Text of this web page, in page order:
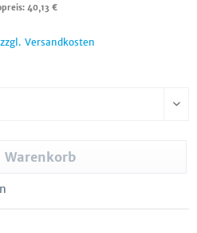
40,13 €
zzgl. Versandkosten
Warenkorb